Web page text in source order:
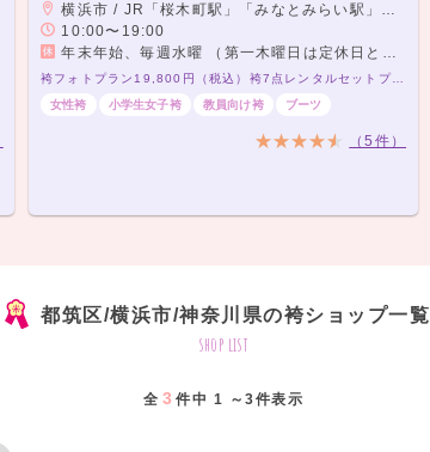
横浜市 / JR「桜木町駅」「みなとみらい駅」より徒歩5分
10:00〜19:00
年末年始、毎週水曜 （第一木曜日は定休日となります。）
袴フォトプラン19,800円（税込）袴7点レンタルセットプラン20,000円（税込）～
女性袴
小学生女子袴 教員向け袴 ブーツ
（5件）
都筑区/横浜市/神奈川県の袴ショップ一覧
shop list
全 3 件中 1 ～3件表示